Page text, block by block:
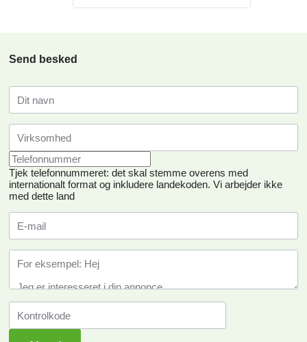
Send besked
Tjek telefonnummeret: det skal stemme overens med
internationalt format og inkludere landekoden. Vi arbejder ikke
med dette land